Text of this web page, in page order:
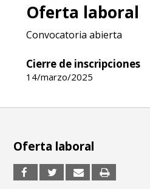
Oferta laboral
Convocatoria abierta
Cierre de inscripciones
14/marzo/2025
Oferta laboral